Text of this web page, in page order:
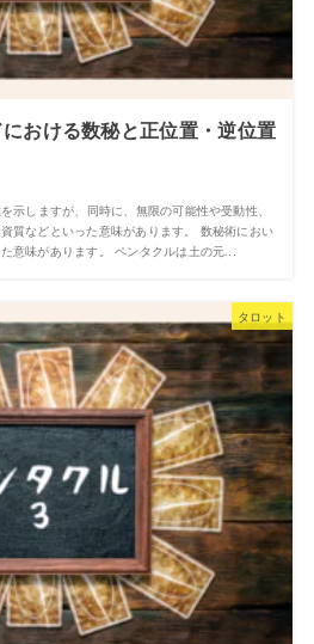
おける数秘と正位置・逆位置
示しますが、同時に、無限の可能性や受動性、
質などといった意味があります。 数秘術におい
意味があります。 ペンタクルは土の元...
タロット